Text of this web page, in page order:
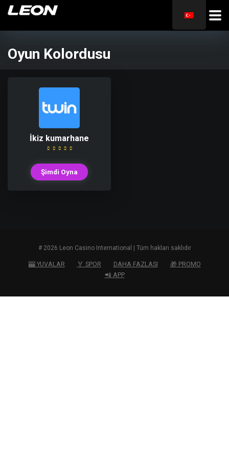
Oyun Kolordusu
İkiz kumarhane
Şimdi Oyna
# 2026 Leon Casino International | Tüm hakları saklıdır
🎰 YUVALAR 🏅 SPOR DAHA FAZLASI
🎁 PROMO
📲 APP